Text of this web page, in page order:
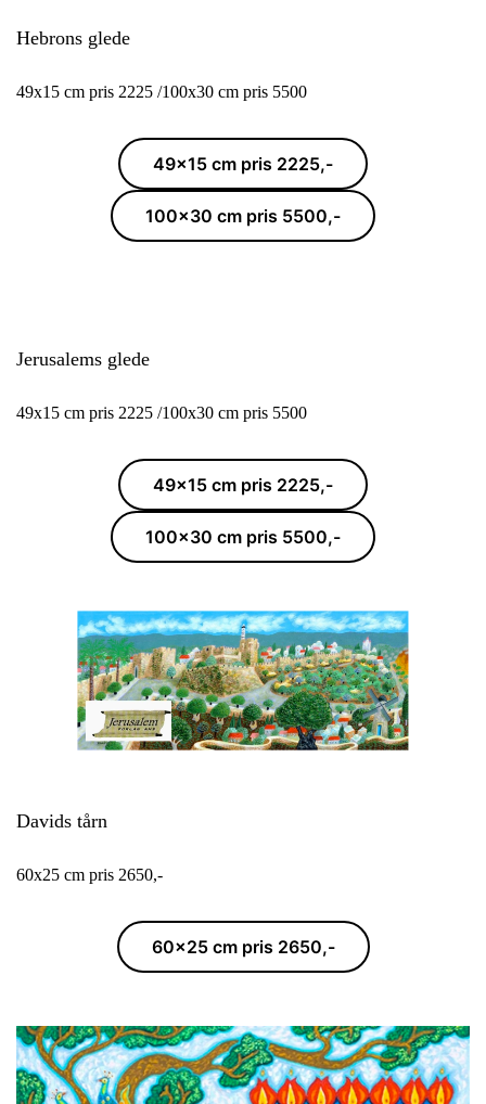
Hebrons glede
49x15 cm pris 2225 /100x30 cm pris 5500
49x15 cm pris 2225,-
100x30 cm pris 5500,-
Jerusalems glede
49x15 cm pris 2225 /100x30 cm pris 5500
49x15 cm pris 2225,-
100x30 cm pris 5500,-
Davids tårn
60x25 cm pris 2650,-
60x25 cm pris 2650,-